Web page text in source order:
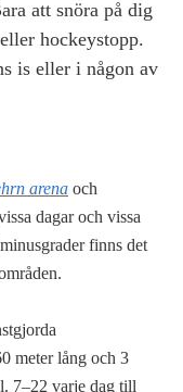
att snöra på dig
hockeystopp.
is eller i någon av
arena och
dagar och vissa
finns det
meter lång och 3
7–22 varje dag till